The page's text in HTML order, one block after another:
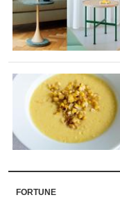
FORTUNE